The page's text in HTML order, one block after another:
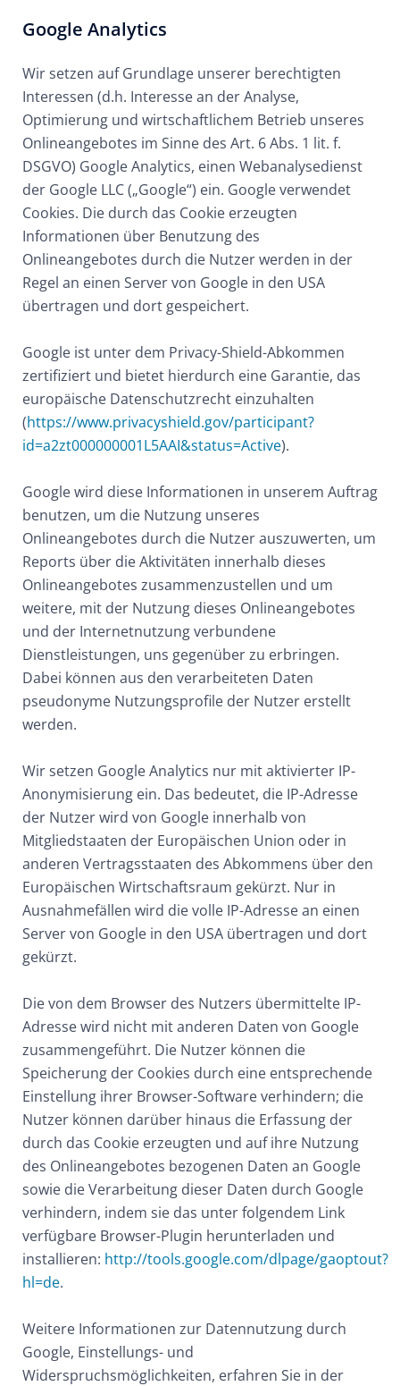
Google Analytics
Wir setzen auf Grundlage unserer berechtigten
Interessen (d.h. Interesse an der Analyse,
Optimierung und wirtschaftlichem Betrieb unseres
Onlineangebotes im Sinne des Art. 6 Abs. 1 lit. f.
DSGVO) Google Analytics, einen Webanalysedienst
der Google LLC („Google“) ein. Google verwendet
Cookies. Die durch das Cookie erzeugten
Informationen über Benutzung des
Onlineangebotes durch die Nutzer werden in der
Regel an einen Server von Google in den USA
übertragen und dort gespeichert.
Google ist unter dem Privacy-Shield-Abkommen
zertifiziert und bietet hierdurch eine Garantie, das
europäische Datenschutzrecht einzuhalten
(https://www.privacyshield.gov/participant?
id=a2zt000000001L5AAI&status=Active).
Google wird diese Informationen in unserem Auftrag
benutzen, um die Nutzung unseres
Onlineangebotes durch die Nutzer auszuwerten, um
Reports über die Aktivitäten innerhalb dieses
Onlineangebotes zusammenzustellen und um
weitere, mit der Nutzung dieses Onlineangebotes
und der Internetnutzung verbundene
Dienstleistungen, uns gegenüber zu erbringen.
Dabei können aus den verarbeiteten Daten
pseudonyme Nutzungsprofile der Nutzer erstellt
werden.
Wir setzen Google Analytics nur mit aktivierter IP-
Anonymisierung ein. Das bedeutet, die IP-Adresse
der Nutzer wird von Google innerhalb von
Mitgliedstaaten der Europäischen Union oder in
anderen Vertragsstaaten des Abkommens über den
Europäischen Wirtschaftsraum gekürzt. Nur in
Ausnahmefällen wird die volle IP-Adresse an einen
Server von Google in den USA übertragen und dort
gekürzt.
Die von dem Browser des Nutzers übermittelte IP-
Adresse wird nicht mit anderen Daten von Google
zusammengeführt. Die Nutzer können die
Speicherung der Cookies durch eine entsprechende
Einstellung ihrer Browser-Software verhindern; die
Nutzer können darüber hinaus die Erfassung der
durch das Cookie erzeugten und auf ihre Nutzung
des Onlineangebotes bezogenen Daten an Google
sowie die Verarbeitung dieser Daten durch Google
verhindern, indem sie das unter folgendem Link
verfügbare Browser-Plugin herunterladen und
installieren: http://tools.google.com/dlpage/gaoptout?
hl=de.
Weitere Informationen zur Datennutzung durch
Google, Einstellungs- und
Widerspruchsmöglichkeiten, erfahren Sie in der